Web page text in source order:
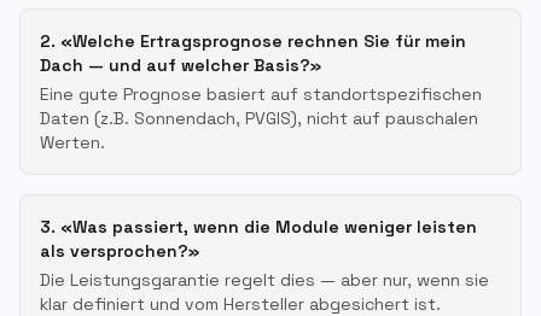
2. «Welche Ertragsprognose rechnen Sie für mein
Dach — und auf welcher Basis?»
Eine gute Prognose basiert auf standortspezifischen
Daten (z.B. Sonnendach, PVGIS), nicht auf pauschalen
Werten.
3. «Was passiert, wenn die Module weniger leisten
als versprochen?»
Die Leistungsgarantie regelt dies — aber nur, wenn sie
klar definiert und vom Hersteller abgesichert ist.